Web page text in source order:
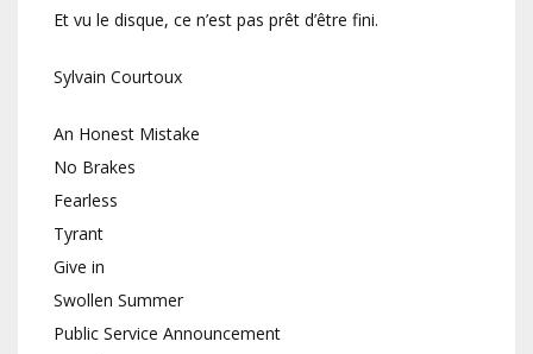
Et vu le disque, ce n’est pas prêt d’être fini.
Sylvain Courtoux
An Honest Mistake
No Brakes
Fearless
Tyrant
Give in
Swollen Summer
Public Service Announcement